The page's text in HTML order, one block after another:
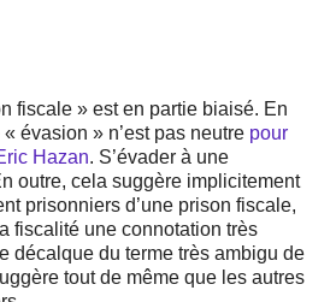
fiscale » est en partie biaisé. En
évasion » n’est pas neutre pour
Hazan. S’évader à une
outre, cela suggère implicitement
prisonniers d’une prison fiscale,
fiscalité une connotation très
décalque du terme très ambigu de
tout de même que les autres